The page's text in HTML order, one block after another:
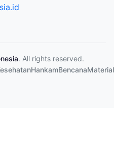
. All rights reserved.
HankamBencanaMaterial